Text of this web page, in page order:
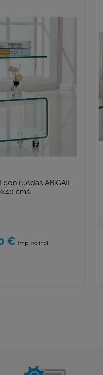
con ruedas ABIGAIL
cms
€ Imp. no incl.